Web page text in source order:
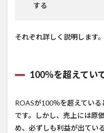
する
それぞれ詳しく説明します。
100％を超えてい
ROASが100％を超えてい
です。しかし、売上には原
め、必ずしも利益が出てい